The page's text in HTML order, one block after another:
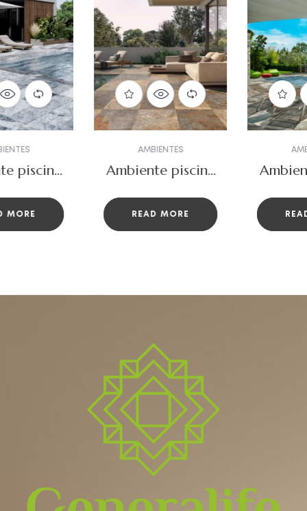
Ambiente piscina
Ambiente piscina
Lock